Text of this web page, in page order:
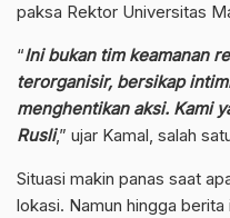
paksa Rektor Universitas
“Ini bukan tim keamanan
terorganisir, bersikap
menghentikan aksi. Kami
Rusli,” ujar Kamal, salah
Situasi makin panas saat
lokasi. Namun hingga